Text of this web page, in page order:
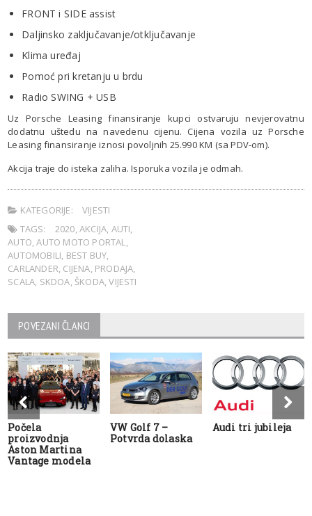
FRONT i SIDE assist
Daljinsko zaključavanje/otključavanje
Klima uređaj
Pomoć pri kretanju u brdu
Radio SWING + USB
Uz Porsche Leasing finansiranje kupci ostvaruju nevjerovatnu
dodatnu uštedu na navedenu cijenu. Cijena vozila uz Porsche
Leasing finansiranje iznosi povoljnih 25.990 KM (sa PDV-om).
Akcija traje do isteka zaliha. Isporuka vozila je odmah.
KATEGORIJE:
VIJESTI
TAGS:
2020,AKCIJA, AUTI,
AUTO,AUTO MOTO PORTAL,
AUTOMOBILI, BEST BUY,
CARLANDER, CIJENA, PRODAJA,
SCALA, SKDOA, ŠKODA,VIJESTI
POVEZANI ČLANCI
Počela
proizvodnja
Aston Martina
Vantage modela
VW Golf 7 –
Potvrda dolaska
Audi tri jubileja